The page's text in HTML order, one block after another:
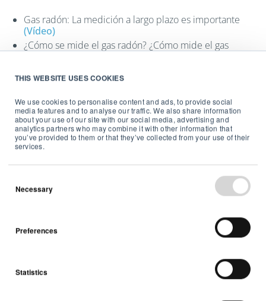
THIS WEBSITE USES COOKIES
We use cookies to personalise content and ads, to provide social
media features and to analyse our traffic. We also share information
about your use of our site with our social media, advertising and
analytics partners who may combine it with other information that
you’ve provided to them or that they’ve collected from your use of their
services.
Necessary
Preferences
Statistics
Gas radón: La medición a largo plazo es importante
(Vídeo)
¿Cómo se mide el gas radón? ¿Cómo mide el gas
Prueba de carbón vs. Airthings: precisión.
Para el mantenimiento de tu dispositivo, solo tienes que
pasarle un paño seco para quitar el polvo, que podría
impedir la correcta monitorización del aire.
La aplicación Airthings indica el nivel de batería de cada
monitor asociado a tu cuenta para que estés al tanto
cuando sea el momento de cambiarlas. Para garantizar la
recomendamos pilas alcalinas no recargables. Mejor no
utilizar pilas de litio porque es posible que no
Nota: Cuando cambies las pilas del monitor, el nivel de
carga de la batería puede tardar hasta una hora en